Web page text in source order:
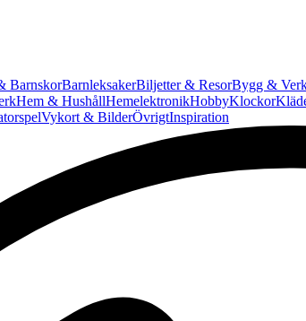
BarnskorBarnleksakerBiljetter & ResorBygg &
Hem & HushållHemelektronikHobbyKlockor
Vykort & BilderÖvrigtInspiration